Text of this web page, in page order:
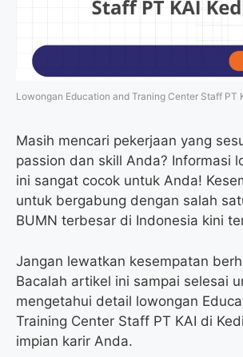
Lowongan Education and Traning Center Staff PT
Masih mencari pekerjaan yang
passion dan skill Anda? Informasi
ini sangat cocok untuk Anda!
untuk bergabung dengan salah
BUMN terbesar di Indonesia kini
Jangan lewatkan kesempatan
Bacalah artikel ini sampai selesai
mengetahui detail lowongan
Training Center Staff PT KAI di
impian karir Anda.